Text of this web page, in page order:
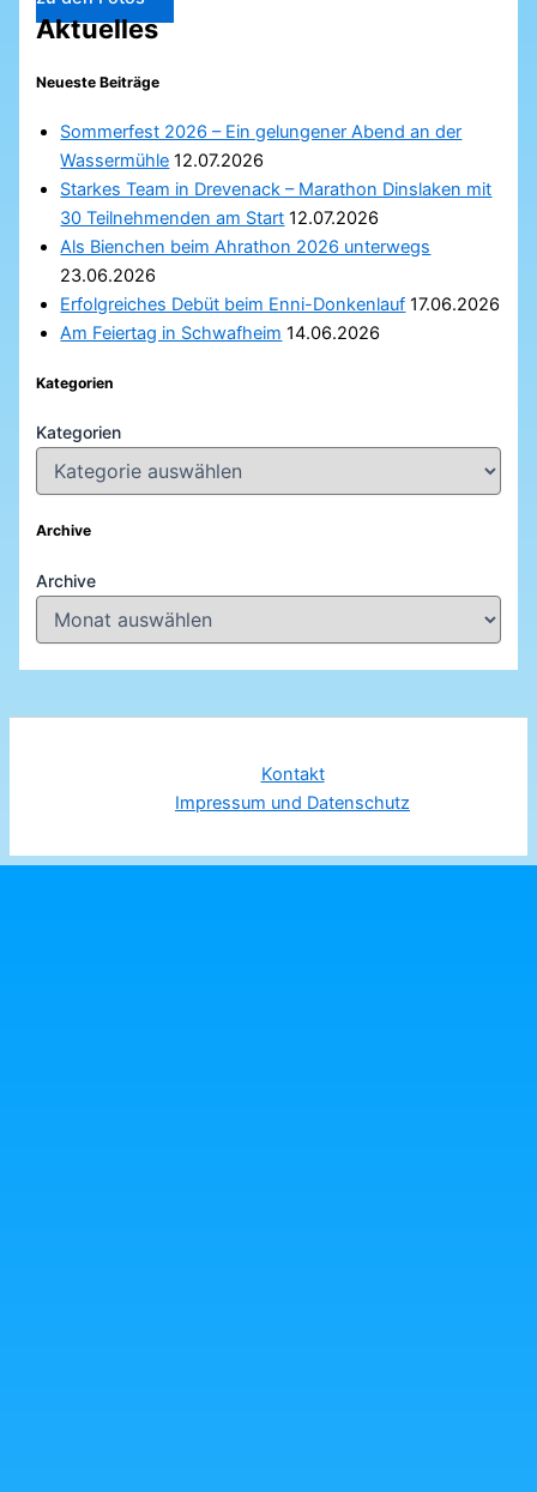
Aktuelles
Neueste Beiträge
Sommerfest 2026 – Ein gelungener Abend an der
Wassermühle 12.07.2026
Starkes Team in Drevenack – Marathon Dinslaken mit
30 Teilnehmenden am Start 12.07.2026
Als Bienchen beim Ahrathon 2026 unterwegs
23.06.2026
Erfolgreiches Debüt beim Enni-Donkenlauf 17.06.2026
Am Feiertag in Schwafheim 14.06.2026
Kategorien
Kategorien
Archive
Archive
Kontakt
Impressum und Datenschutz